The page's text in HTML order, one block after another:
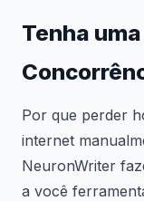
Tenha
Por que perder
internet
NeuronWriter
a você